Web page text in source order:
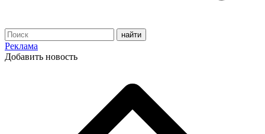
Реклама
Добавить новость